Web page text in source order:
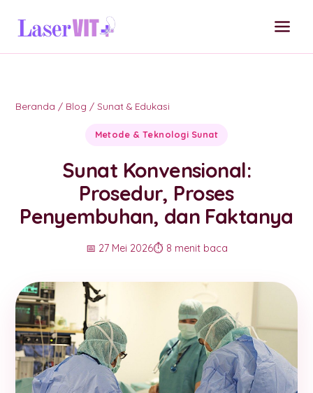
Beranda / Blog / Sunat & Edukasi
Metode & Teknologi Sunat
Sunat Konvensional:
Prosedur, Proses
Penyembuhan, dan Faktanya
📅 27 Mei 2026⏱️ 8 menit baca